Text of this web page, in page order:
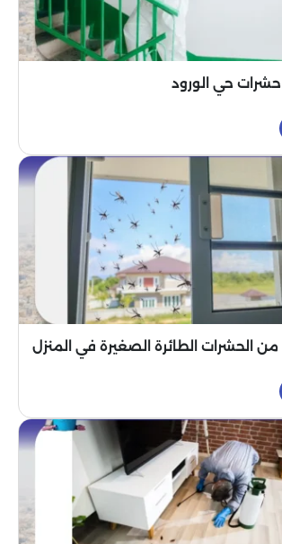
حي الورود
الحشرات الطائرة الصغيرة في المنزل